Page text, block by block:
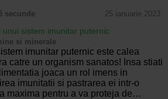
secunde 25 ianuarie 2023
unui sistem imunitar puternic
si minerale
imunitar puternic este calea
catre un organism sanatos! Insa stiati
joaca un rol imens in
imunitatii si pastrarea ei intr-o
maxima pentru a va proteja de…